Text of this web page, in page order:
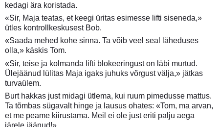
kedagi ära koristada.
«Sir, Maja teatas, et keegi üritas esimesse lifti siseneda,»
ütles kontrollkeskusest Bob.
«Saada mehed kohe sinna. Ta võib veel seal läheduses
olla,» käskis Tom.
«Sir, teise ja kolmanda lifti blokeeringust on läbi murtud.
Ülejäänud lülitas Maja igaks juhuks võrgust välja,» jätkas
turvaülem.
Burt hakkas just midagi ütlema, kui ruum pimedusse mattus.
Ta tõmbas sügavalt hinge ja lausus ohates: «Tom, ma arvan,
et me peame kiirustama. Meil ei ole just eriti palju aega